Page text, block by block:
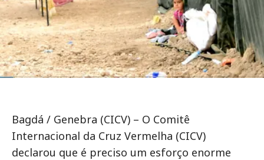
Bagdá / Genebra (CICV) – O Comitê
Internacional da Cruz Vermelha (CICV)
declarou que é preciso um esforço enorme